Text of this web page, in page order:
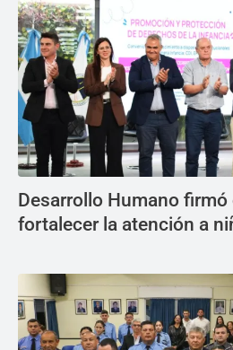
Desarrollo Humano
fortalecer la atención a